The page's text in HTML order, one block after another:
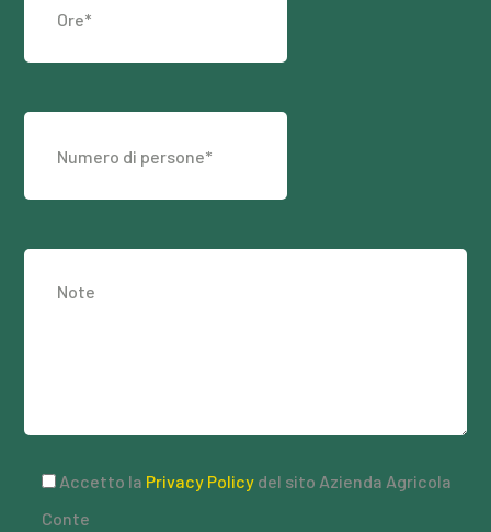
Accetto la Privacy Policy del sito Azienda Agricola
Conte